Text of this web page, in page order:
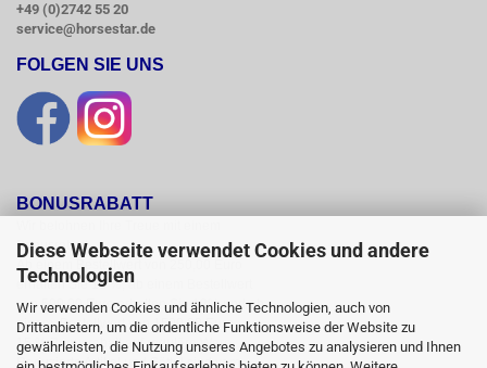
Diese Webseite verwendet Cookies und andere
Technologien
Wir verwenden Cookies und ähnliche Technologien, auch von
Drittanbietern, um die ordentliche Funktionsweise der Website zu
gewährleisten, die Nutzung unseres Angebotes zu analysieren und Ihnen
+49 (0)2742 55 20
service@horsestar.de
FOLGEN SIE UNS
BONUSRABATT
Bonusrabatt.
Ab einem Bestellwert von 250,00 Euro
erhalten Sie 10 %, ab einem Bestellwert
von 500,00 Euro erhalten Sie 12% und ab
einem  Bestellwert von 1500,00 Euro
15 % Bonusrabatt auf reguläre Ware.
Reduzierte Artikel und Sättel sind vom